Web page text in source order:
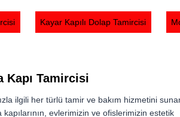
Kayar Kapılı Dolap Tamircisi
bir sorun olsun, ister evinizdeki
Ayrıca kapıların bakımını yaparak,
Kapı Tamircisi
ilgili her türlü tamir ve bakım hizmetini
evlerimizin ve ofislerimizin estetik